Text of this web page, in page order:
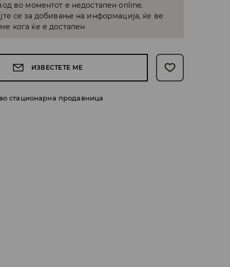
во моментот е недостапен online.
се за добивање на информација, ќе ве
кога ќе е достапен
ИЗВЕСТЕТЕ МЕ
стационарна продавница